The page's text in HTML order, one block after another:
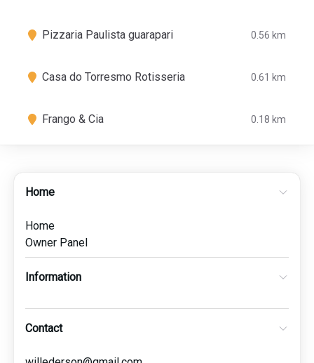
Pizzaria Paulista guarapari 0.56 km
Casa do Torresmo Rotisseria 0.61 km
Frango & Cia 0.18 km
Home
Home
Owner Panel
Information
Contact